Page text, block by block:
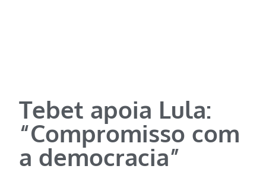
Tebet apoia Lula:
“Compromisso com
a democracia”